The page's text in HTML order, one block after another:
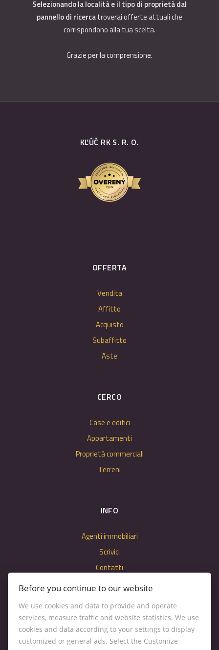
Selezionando la località e il tipo di proprietà dal
pannello di ricercatroverai offerte attuali che
corrispondono alla tua scelta.
Grazie per la comprensione.
KĽÚČ RK S. R. O.
OFFERTA
Vendita
Affitto
Acquisto
Subaffitto
Aste
CERCO
Case e edifici
Appartamenti
Proprietà commerciali
Terreni
INFO
Agenti immobiliari
Scrivici
Contatti
Impostazioni dei cookie
Before you continue to our website
We use cookies and data to provide and operate
services, measure traffic and website statistics. We use
cookies and data according to your settings to display
customized or general ads. Select the Customize